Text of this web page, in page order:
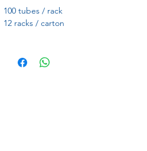
100 tubes / rack
12 racks / carton